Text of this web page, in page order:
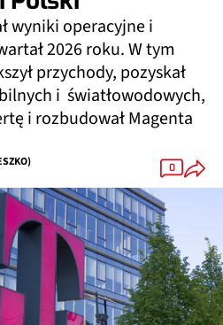
wyniki operacyjne i
2026 roku. W tym
przychody, pozyskał
i światłowodowych,
i rozbudował Magenta
0